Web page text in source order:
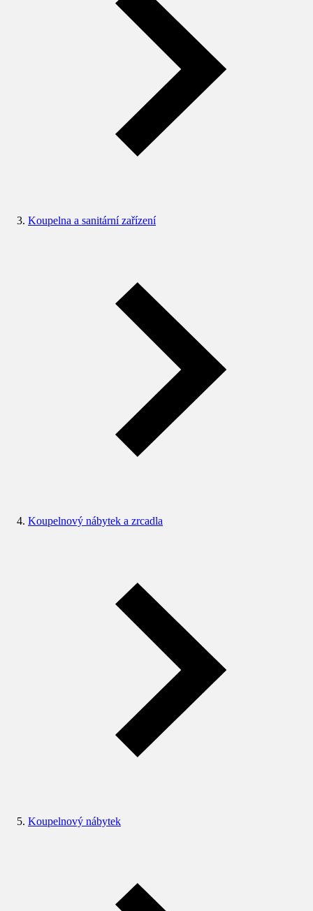
Koupelna a sanitární zařízení
Koupelnový nábytek a zrcadla
Koupelnový nábytek